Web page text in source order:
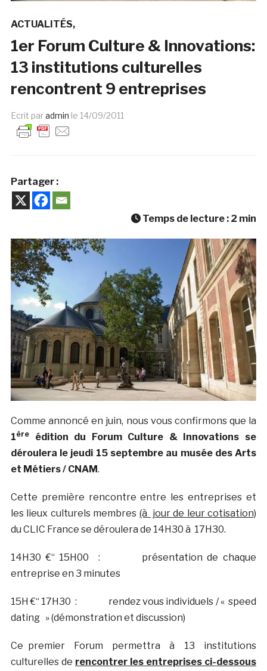
ACTUALITÉS
1er Forum Culture & Innovations:
13 institutions culturelles
rencontrent 9 entreprises
Ecrit paradmin le 14/09/2011
Partager :
Temps de lecture : 2 min
Comme annoncé en juin, nous vous confirmons que la
1èreédition du Forum Culture & Innovations se
déroulera le jeudi 15 septembre au musée des Arts
et Métiers / CNAM.
Cette première rencontre entre les entreprises et
les lieux culturels membres (à jour de leur cotisation)
du CLIC France se déroulera de 14H30 à 17H30.
14H30 €“ 15H00 : présentation de chaque
entreprise en 3 minutes
15H €“ 17H30 : rendez vous individuels / « speed
dating » (démonstration et discussion)
Ce premier Forum permettra à 13 institutions
culturelles de rencontrer les entreprises ci-dessous